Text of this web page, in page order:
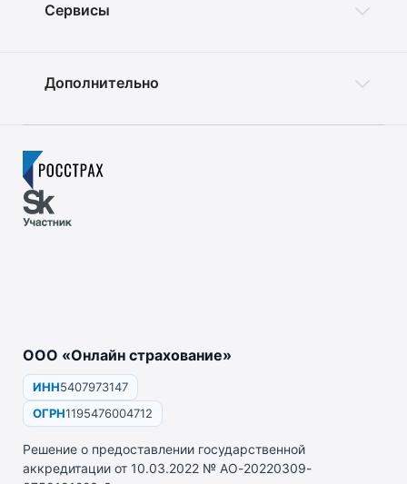
Сервисы
Дополнительно
ООО «Онлайн страхование»
ИНН5407973147
ОГРН1195476004712
Решение о предоставлении государственной
аккредитации от 10.03.2022 № АО-20220309-